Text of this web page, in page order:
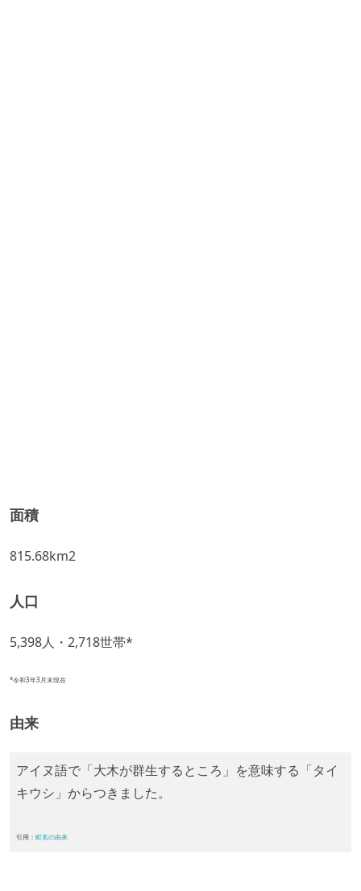
面積
815.68km2
人口
5,398人・2,718世帯*
*令和3年3月末現在
由来
アイヌ語で「大木が群生するところ」を意味する「タイ
キウシ」からつきました。
引用： 町名の由来